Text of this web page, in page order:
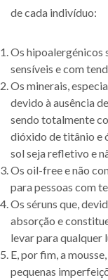
de cada indivíduo:
Os hipoalergénicos
sensíveis e com
Os minerais,
devido à ausência
sendo totalmente
dióxido de titânio e
sol seja refletivo e
Os oil-free e não
para pessoas com
Os séruns que,
absorção e
levar para qualquer
E, por fim, a
pequenas